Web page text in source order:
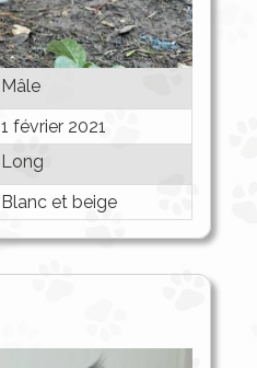
Mâle
1 février 2021
Long
Blanc et beige